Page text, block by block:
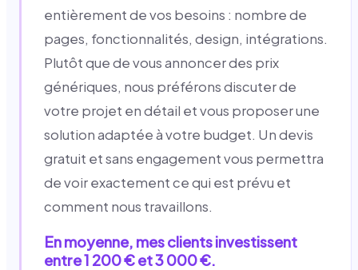
entièrement de vos besoins : nombre de
pages, fonctionnalités, design, intégrations.
Plutôt que de vous annoncer des prix
génériques, nous préférons discuter de
votre projet en détail et vous proposer une
solution adaptée à votre budget. Un devis
gratuit et sans engagement vous permettra
de voir exactement ce qui est prévu et
comment nous travaillons.
En moyenne, mes clients investissent
entre 1 200 € et 3 000 €.